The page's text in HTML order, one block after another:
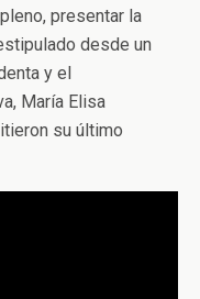
presentar la
desde un
y el
María Elisa
su último